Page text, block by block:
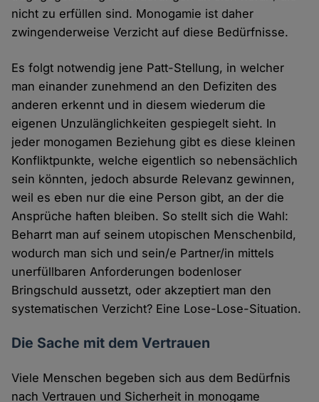
nicht zu erfüllen sind. Monogamie ist daher
zwingenderweise Verzicht auf diese Bedürfnisse.
Es folgt notwendig jene Patt-Stellung, in welcher
man einander zunehmend an den Defiziten des
anderen erkennt und in diesem wiederum die
eigenen Unzulänglichkeiten gespiegelt sieht. In
jeder monogamen Beziehung gibt es diese kleinen
Konfliktpunkte, welche eigentlich so nebensächlich
sein könnten, jedoch absurde Relevanz gewinnen,
weil es eben nur die eine Person gibt, an der die
Ansprüche haften bleiben. So stellt sich die Wahl:
Beharrt man auf seinem utopischen Menschenbild,
wodurch man sich und sein/e Partner/in mittels
unerfüllbaren Anforderungen bodenloser
Bringschuld aussetzt, oder akzeptiert man den
systematischen Verzicht? Eine Lose-Lose-Situation.
Die Sache mit dem Vertrauen
Viele Menschen begeben sich aus dem Bedürfnis
nach Vertrauen und Sicherheit in monogame